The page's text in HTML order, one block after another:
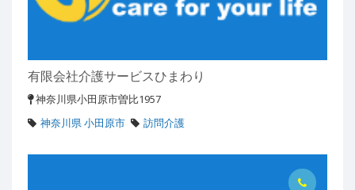
有限会社介護サービスひまわり
神奈川県小田原市曽比1957
神奈川県 小田原市
訪問介護